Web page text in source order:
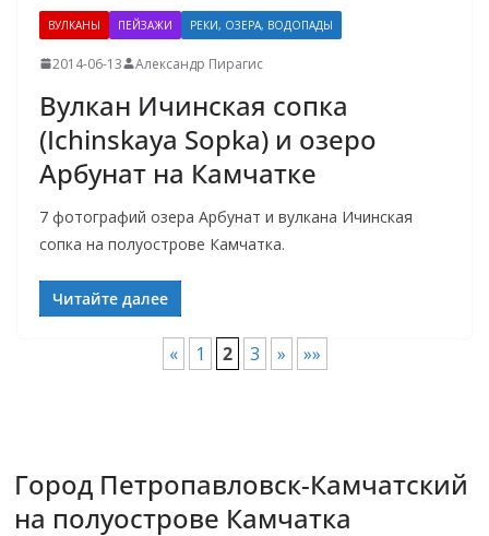
ВУЛКАНЫ ПЕЙЗАЖИ РЕКИ, ОЗЕРА, ВОДОПАДЫ
2014-06-13 Александр Пирагис
Вулкан Ичинская сопка
(Ichinskaya Sopka) и озеро
Арбунат на Камчатке
7 фотографий озера Арбунат и вулкана Ичинская
сопка на полуострове Камчатка.
Читайте далее
« 1 2 3 » »»
Город Петропавловск-Камчатский
на полуострове Камчатка